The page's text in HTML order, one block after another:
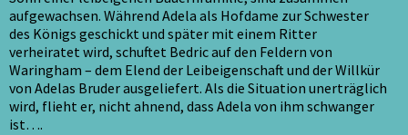
aufgewachsen. Während Adela als Hofdame zur Schwester
des Königs geschickt und später mit einem Ritter
verheiratet wird, schuftet Bedric auf den Feldern von
Waringham – dem Elend der Leibeigenschaft und der Willkür
von Adelas Bruder ausgeliefert. Als die Situation unerträglich
wird, flieht er, nicht ahnend, dass Adela von ihm schwanger
ist….